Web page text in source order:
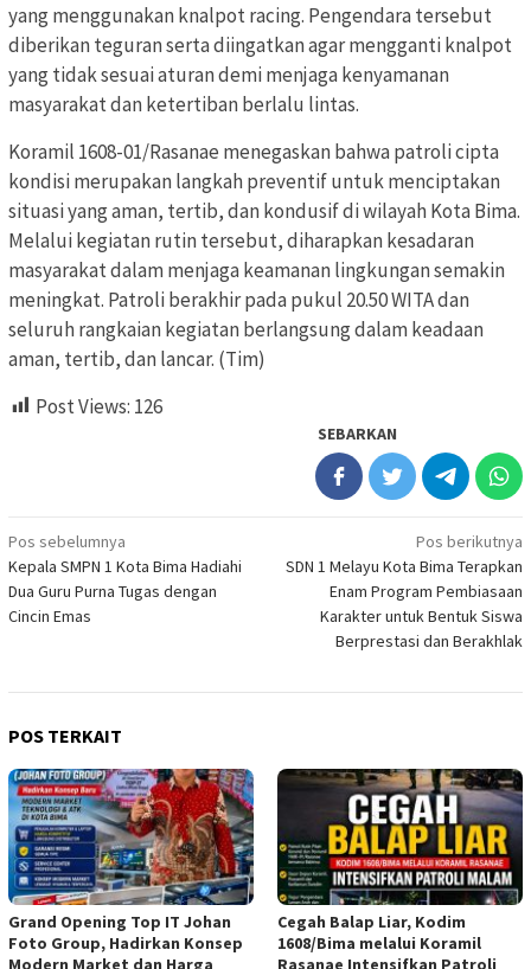
yang menggunakan knalpot racing. Pengendara tersebut
diberikan teguran serta diingatkan agar mengganti knalpot
yang tidak sesuai aturan demi menjaga kenyamanan
masyarakat dan ketertiban berlalu lintas.
Koramil 1608-01/Rasanae menegaskan bahwa patroli cipta
kondisi merupakan langkah preventif untuk menciptakan
situasi yang aman, tertib, dan kondusif di wilayah Kota Bima.
Melalui kegiatan rutin tersebut, diharapkan kesadaran
masyarakat dalam menjaga keamanan lingkungan semakin
meningkat. Patroli berakhir pada pukul 20.50 WITA dan
seluruh rangkaian kegiatan berlangsung dalam keadaan
aman, tertib, dan lancar. (Tim)
Post Views: 126
SEBARKAN
Navigasi
pos
Pos sebelumnya
Kepala SMPN 1 Kota Bima Hadiahi
Dua Guru Purna Tugas dengan
Cincin Emas
Pos berikutnya
SDN 1 Melayu Kota Bima Terapkan
Enam Program Pembiasaan
Karakter untuk Bentuk Siswa
Berprestasi dan Berakhlak
POS TERKAIT
Grand Opening Top IT Johan
Foto Group, Hadirkan Konsep
Cegah Balap Liar, Kodim
1608/Bima melalui Koramil